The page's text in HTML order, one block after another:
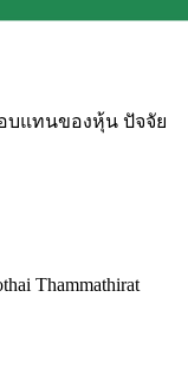
บแทนของหุ้น ปัจจัย
Thammathirat